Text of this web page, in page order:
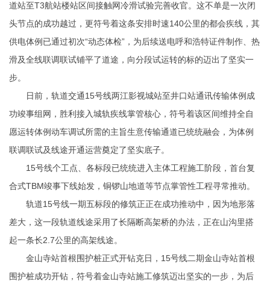
道站至T3航站楼站区间接触网冷滑试验完善收官。这不单是一次闭
头节点的成功越过，更符号着这条安排时速140公里的都会疾线，其
供电体例已通过初次“动态体检”，为后续送电呼和浩特证件制作 、热
滑及全线联调联试铺平了道途，向分段试运转的标的迈出了坚实一
步。
日前，轨道交通15号线两江影视城站至井口站通讯传输体例成
功竣事组网，胜利接入城轨疾线掌管核心，符号着该区间维持全自
愿运转体例动车调试所需的主旨生意传输通道已统统融会，为体例
联调联试及线途开通运营奠定了坚实底子。
15号线个工点、各标段已统统进入主体工程施工阶段，首台复
合式TBM竣事下线始发，铜锣山地道等节点掌管性工程寻常推动。
轨道15号线一期五标段的修筑正正在成功推动中，因为地形落
差大，这一段轨道线途采用了长隔断高架桥的办法，正在山沟里搭
起一条长2.7公里的高架线途。
金山寺站首根围护桩正式开钻克日，15号线二期金山寺站首根
围护桩成功开钻，符号着金山寺站施工修筑迈出坚实的一步，为后